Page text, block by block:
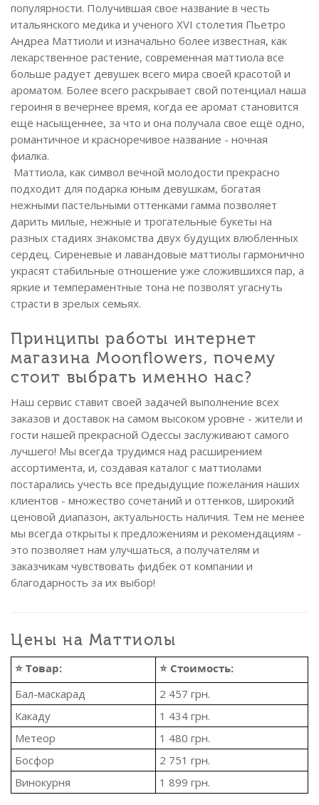
популярности. Получившая свое название в честь
итальянского медика и ученого XVI столетия Пьетро
Андреа Маттиоли и изначально более известная, как
лекарственное растение, современная маттиола все
больше радует девушек всего мира своей красотой и
ароматом. Более всего раскрывает свой потенциал наша
героиня в вечернее время, когда ее аромат становится
ещё насыщеннее, за что и она получала свое ещё одно,
романтичное и красноречивое название - ночная
фиалка.
Маттиола, как символ вечной молодости прекрасно
подходит для подарка юным девушкам, богатая
нежными пастельными оттенками гамма позволяет
дарить милые, нежные и трогательные букеты на
разных стадиях знакомства двух будущих влюбленных
сердец. Сиреневые и лавандовые маттиолы гармонично
украсят стабильные отношение уже сложившихся пар, а
яркие и темпераментные тона не позволят угаснуть
страсти в зрелых семьях.
Принципы работы интернет
магазина Moonflowers, почему
стоит выбрать именно нас?
Наш сервис ставит своей задачей выполнение всех
заказов и доставок на самом высоком уровне - жители и
гости нашей прекрасной Одессы заслуживают самого
лучшего! Мы всегда трудимся над расширением
ассортимента, и, создавая каталог с маттиолами
постарались учесть все предыдущие пожелания наших
клиентов - множество сочетаний и оттенков, широкий
ценовой диапазон, актуальность наличия. Тем не менее
мы всегда открыты к предложениям и рекомендациям -
это позволяет нам улучшаться, а получателям и
заказчикам чувствовать фидбек от компании и
благодарность за их выбор!
Цены на Маттиолы
⭐ Товар:
⭐ Стоимость:
Бал-маскарад
2 457 грн.
Какаду
1 434 грн.
Метеор
1 480 грн.
Босфор
2 751 грн.
Винокурня
1 899 грн.